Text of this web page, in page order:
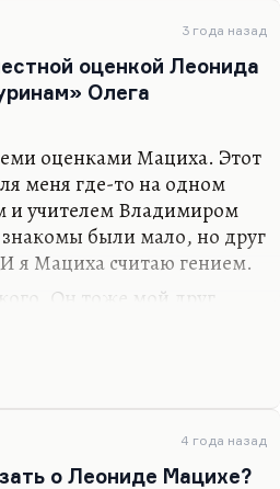
бога в своей жизни,
Но это не
ощущаю себя в диалоге
внутренний диалог.
вещи в нем приходят
не принадлежат. Я
это же Льюис,
3 года назад
оценкой Леонида
Олега
оценками Мациха. Этот
меня где-то на одном
и учителем Владимиром
были мало, но друг
я Мациха считаю гением.
Он тоже мой друг,
младший, мы на «ты».
и прозаик
что «Суринам», а
которого я могу назвать
лучшим учеником.
4 года назад
о Леониде Мацихе?